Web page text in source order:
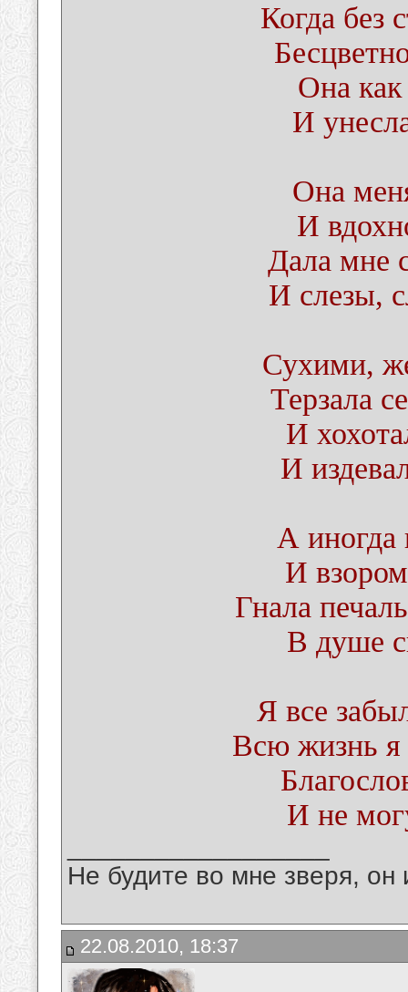
Когда без
Она как
И
Она
И
Дала мне
И слезы,
Сухими,
Терзала
И
И
А иногда
И
Гнала
В душе
Я все
Всю жизнь я
И не
Не будите во мне зверя, он
22.08.2010, 18:37